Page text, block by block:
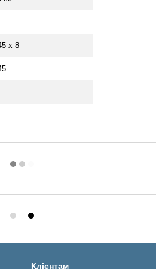
x 8
Клієнтам